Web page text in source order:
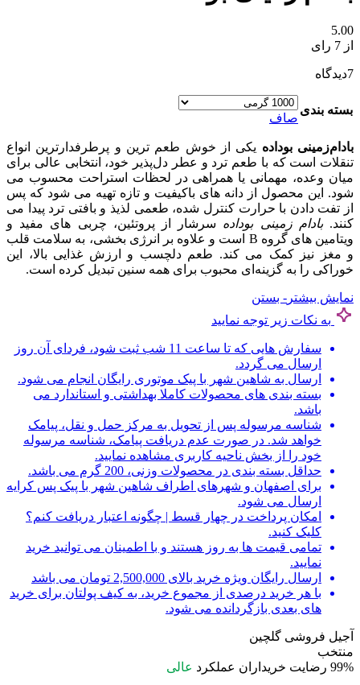
5.00
از 7 رای
7دیدگاه
بسته بندی
صاف
بادام‌زمینی بوداده یکی از خوش‌ طعم‌ ترین و پرطرفدارترین انواع
تنقلات است که با طعم ترد و عطر دل‌پذیر خود، انتخابی عالی برای
میان‌ وعده، مهمانی یا همراهی در لحظات استراحت محسوب می‌
شود. این محصول از دانه‌ های باکیفیت و تازه تهیه می‌ شود که پس
از تفت دادن با حرارت کنترل‌ شده، طعمی لذیذ و بافتی ترد پیدا می‌
کنند.بادام‌ زمینی بوداده سرشار از پروتئین، چربی‌ های مفید و
ویتامین‌ های گروه B است و علاوه بر انرژی‌ بخشی، به سلامت قلب
و مغز نیز کمک می‌ کند. طعم دلچسب و ارزش غذایی بالا، این
خوراکی را به گزینه‌ای محبوب برای همه سنین تبدیل کرده است.
نمایش بیشتر - بستن
به نکات زیر توجه نمایید
سفارش هایی که تا ساعت 11 شب ثبت شود، فردای آن روز
ارسال می گردد.
ارسال به شاهین شهر با پیک موتوری رایگان انجام می شود.
بسته بندی های محصولات کاملا بهداشتی و استاندارد می
باشد.
شناسه مرسوله پس از تحویل به مرکز حمل و نقل، پیامک
خواهد شد. در صورت عدم دریافت پیامک، شناسه مرسوله
خود را از بخش ناحیه کاربری مشاهده نمایید.
حداقل بسته بندی در محصولات وزنی، 200 گرم می باشد.
برای اصفهان و شهرهای اطراف شاهین شهر با پیک پس کرایه
ارسال می شود.
امکان پرداخت در چهار قسط | چگونه اعتبار دریافت کنم؟
کلیک کنید.
تمامی قیمت ها به روز هستند و با اطمینان می توانید خرید
نمایید.
ارسال رایگان ویژه خرید بالای 2,500,000 تومان می باشد
با هر خرید درصدی از مجموع خرید، به کیف پولتان برای خرید
های بعدی بازگردانده می شود.
آجیل فروشی گلچین
منتخب
99% رضایت خریداران عملکرد عالی